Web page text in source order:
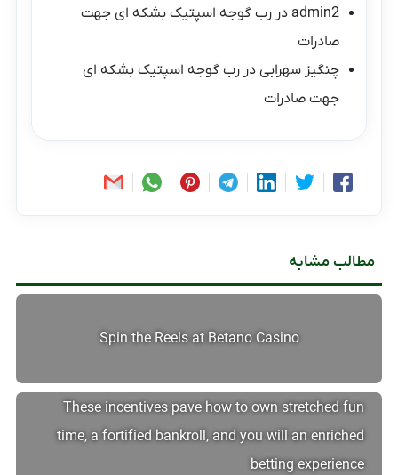
admin2 دررب گوجه اسپتیک بشکه ای جهت
صادرات
چنگیز سهرابی دررب گوجه اسپتیک بشکه ای
جهت صادرات
مطالب مشابه
Spin the Reels at Betano Casino
These incentives pave how to own stretched fun
time, a fortified bankroll, and you will an enriched
betting experience